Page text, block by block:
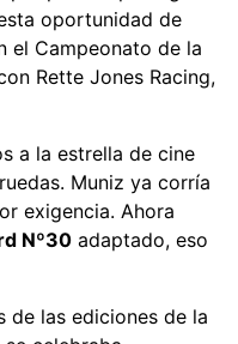
oportunidad de
el Campeonato de la
Rette Jones Racing,
a la estrella de cine
Muniz ya corría
exigencia. Ahora
Nº30 adaptado, eso
de las ediciones de la